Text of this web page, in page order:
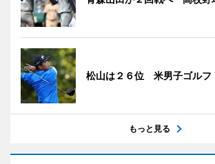
松山は２６位 米男子ゴルフ
もっと見る